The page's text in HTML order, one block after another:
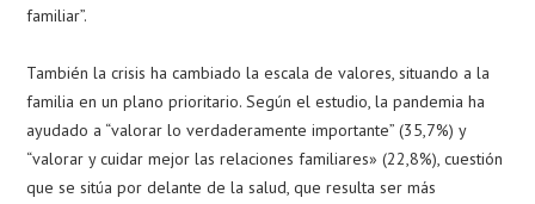
familiar”.
También la crisis ha cambiado la escala de valores, situando a la
familia en un plano prioritario. Según el estudio, la pandemia ha
ayudado a “valorar lo verdaderamente importante” (35,7%) y
“valorar y cuidar mejor las relaciones familiares» (22,8%), cuestión
que se sitúa por delante de la salud, que resulta ser más